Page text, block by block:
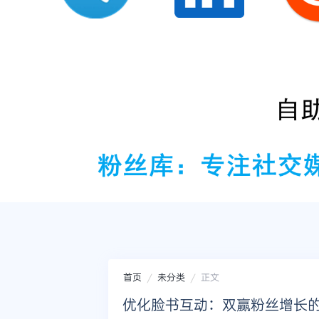
首页 未分类 正文
优化脸书互动：双赢粉丝增长